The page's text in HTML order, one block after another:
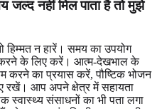
नहीं मिल पाता है तो मुझे
हिम्मत न हारें। समय का उपयोग
करने के लिए करें। आत्म-देखभाल के
करने का प्रयास करें, पौष्टिक भोजन
रखें। आप अपने क्षेत्र में सहायता
स्वास्थ्य संसाधनों का भी पता लगा